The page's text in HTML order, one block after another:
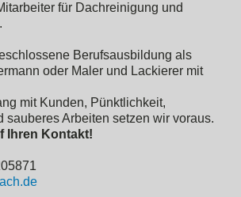
für Dachreinigung und
Berufsausbildung als
oder Maler und Lackierer mit
mit Kunden, Pünktlichkeit,
sauberes Arbeiten setzen wir voraus.
Ihren Kontakt!